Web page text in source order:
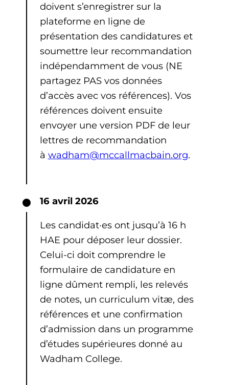
doivent s’enregistrer sur la
plateforme en ligne de
présentation des candidatures et
soumettre leur recommandation
indépendamment de vous (NE
partagez PAS vos données
d’accès avec vos références). Vos
références doivent ensuite
envoyer une version PDF de leur
lettres de recommandation
à wadham@mccallmacbain.org.
16 avril 2026
Les candidat·es ont jusqu’à 16 h
HAE pour déposer leur dossier.
Celui-ci doit comprendre le
formulaire de candidature en
ligne dûment rempli, les relevés
de notes, un curriculum vitæ, des
références et une confirmation
d’admission dans un programme
d’études supérieures donné au
Wadham College.